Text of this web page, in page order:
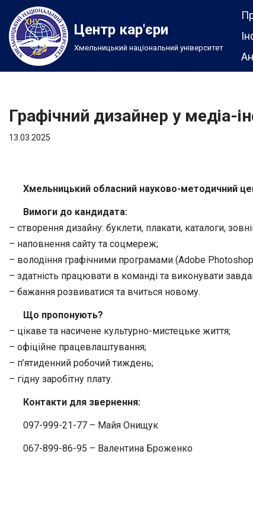
Перейти
до
вмісту
Центр кар'єри
Хмельницький національний університет
Графічний дизайнер у медіа-
13.03.2025
Хмельницький обласний науково-методичний
Вимоги до кандидата:
– створення дизайну: буклети, плакати, каталоги,
– наповнення сайту та соцмереж;
– володіння графічними програмами (Adobe
– здатність працювати в команді та виконувати
– бажання розвиватися та вчиться новому.
Що пропонують?
– цікаве та насичене культурно-мистецьке життя;
– офіційне працевлаштування;
– п’ятиденний робочий тиждень;
– гідну заробітну плату.
Контакти для звернення:
097-999-21-77 – Майя Онищук
067-899-86-95 – Валентина Броженко